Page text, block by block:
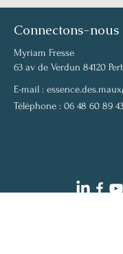
Connectons-nous
Myriam Fresse
63 av de Verdun 84120
E-mail :
Téléphone : 06 48 60 89 43